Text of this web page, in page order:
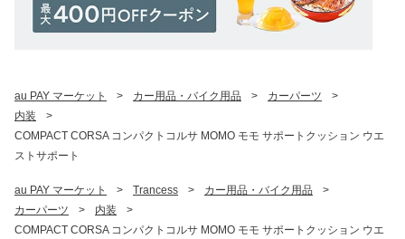
au PAY マーケット > カー用品・バイク用品 > カーパーツ
>
内装
>
COMPACT CORSA コンパクトコルサ MOMO モモ サポートクッション ウエ
ストサポート
au PAY マーケット > Trancess > カー用品・バイク用品
>
カーパーツ
> 内装
>
COMPACT CORSA コンパクトコルサ MOMO モモ サポートクッション ウエ